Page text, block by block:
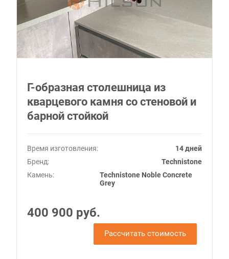
Г-образная столешница из
кварцевого камня со стеновой и
барной стойкой
Время изготовления:
14 дней
Бренд:
Technistone
Камень:
Technistone Noble Concrete
Grey
400 900 руб.
Рассчитать стоимость